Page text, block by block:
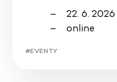
22. 6.
online
#EVENTY